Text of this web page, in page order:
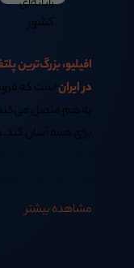
افیلیو، بزرگ‌ترین
در ایراناست که
به هم متصل
برای همه آسان کند.
می‌کنیدکسب درآمد
مشاهده بیشتر